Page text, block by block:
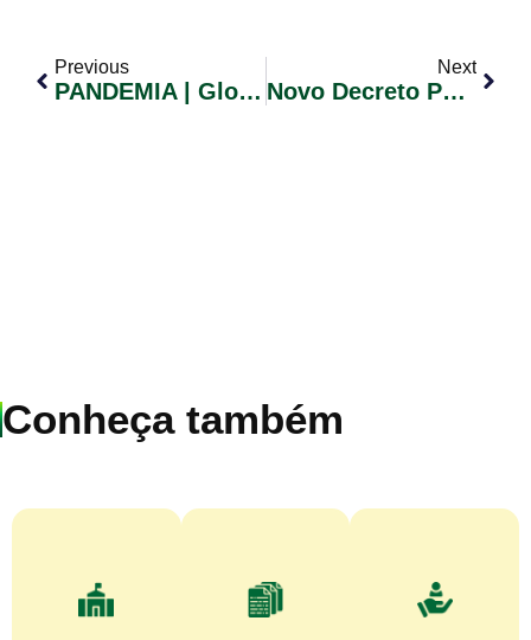
Previous
PANDEMIA | Glorinha Está Sob As Restrições Da Bandeira Vermelha
Next
Novo Decreto Para O Distanciamento Na Bandeira Vermelha
Conheça também